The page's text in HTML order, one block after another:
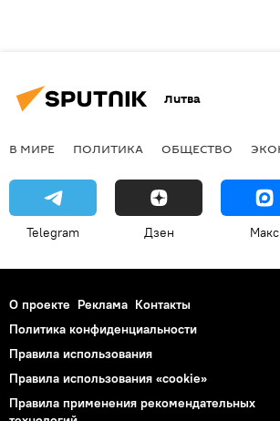
Литва
В МИРЕ ПОЛИТИКА ОБЩЕСТВО
Telegram Дзен Макс
О проекте Реклама Контакты
Политика конфиденциальности
Правила использования
Правила использования «cookie»
Правила применения рекомендательных